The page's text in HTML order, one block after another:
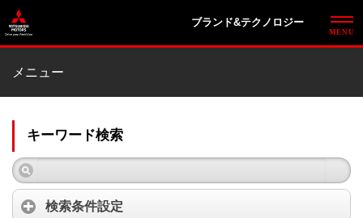
ブランド&テクノロジー
メニュー
キーワード検索
検索条件設定